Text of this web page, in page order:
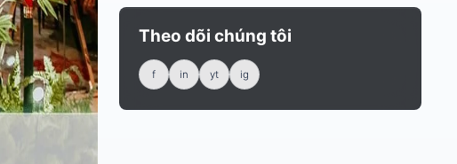
Theo dõi chúng tôi
f in yt ig